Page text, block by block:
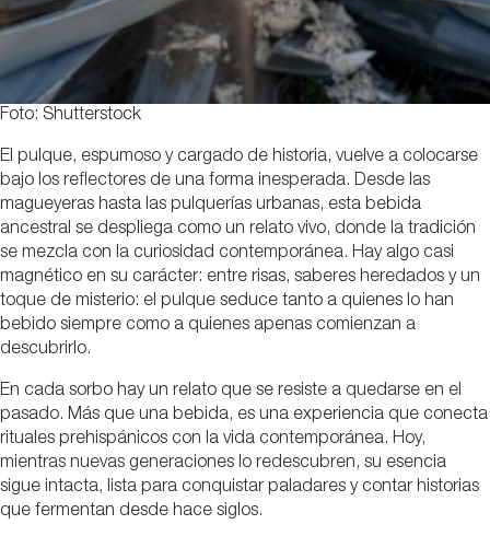
Foto: Shutterstock
El pulque, espumoso y cargado de historia, vuelve a colocarse
bajo los reflectores de una forma inesperada. Desde las
magueyeras hasta las pulquerías urbanas, esta bebida
ancestral se despliega como un relato vivo, donde la tradición
se mezcla con la curiosidad contemporánea. Hay algo casi
magnético en su carácter: entre risas, saberes heredados y un
toque de misterio: el pulque seduce tanto a quienes lo han
bebido siempre como a quienes apenas comienzan a
descubrirlo.
En cada sorbo hay un relato que se resiste a quedarse en el
pasado. Más que una bebida, es una experiencia que conecta
rituales prehispánicos con la vida contemporánea. Hoy,
mientras nuevas generaciones lo redescubren, su esencia
sigue intacta, lista para conquistar paladares y contar historias
que fermentan desde hace siglos.